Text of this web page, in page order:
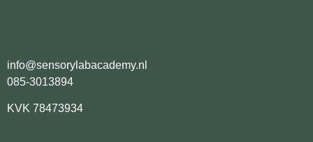
info@sensorylabacademy.nl
085-3013894
KVK 78473934